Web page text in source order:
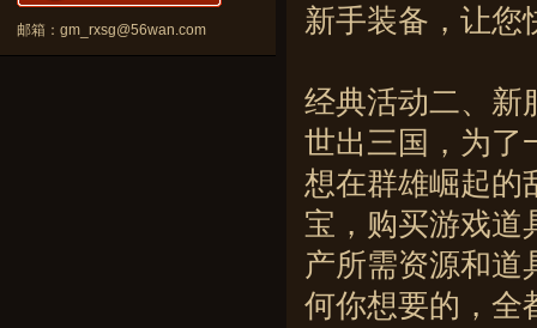
邮箱： gm_rxsg@56wan.com
新手装备，让您
经典活动二、新
世出三国，为了
想在群雄崛起的
宝，购买游戏道
产所需资源和道
何你想要的，全